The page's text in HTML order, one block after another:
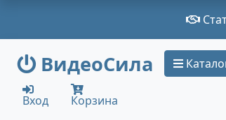
ВидеоСила
Вход Корзина